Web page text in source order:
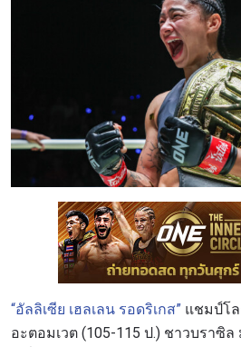
“อัลลิเซีย เฮลเลน รอดริเกส” แชมป์โล
อะตอมเวต (105-115 ป.) ชาวบราซิ